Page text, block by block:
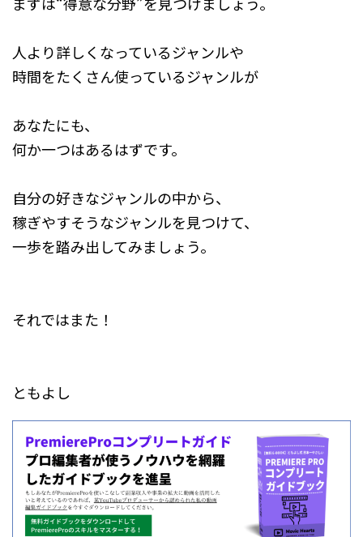
人より詳しくなっているジャンルや
時間をたくさん使っているジャンルが
あなたにも、
何か一つはあるはずです。
自分の好きなジャンルの中から、
稼ぎやすそうなジャンルを見つけて、
一歩を踏み出してみましょう。
それではまた！
ともよし